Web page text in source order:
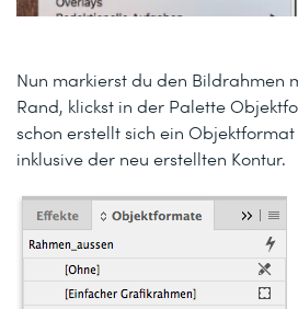
Nun markierst du den Bildrahmen
Rand, klickst in der Palette
schon erstellt sich ein
inklusive der neu erstellten Kontur.